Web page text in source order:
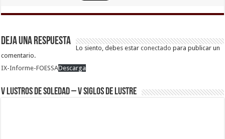
Deja una respuesta
Lo siento, debes estarconectado para publicar un
comentario.
IX-Informe-FOESSADescarga
V Lustros de Soledad – V Siglos de Lustre